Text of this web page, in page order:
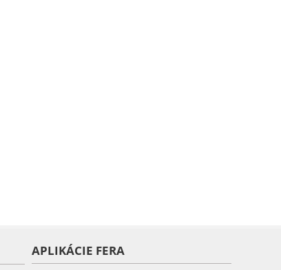
APLIKÁCIE FERA